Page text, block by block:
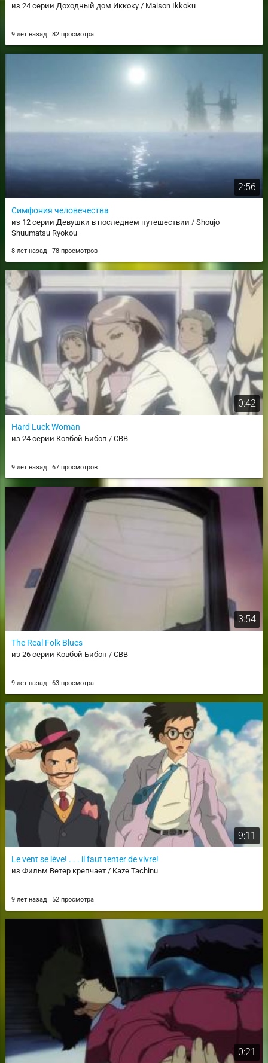
из 24 серии Доходный дом Иккоку / Maison Ikkoku
9 лет назад 82 просмотра
2:56
Симфония человечества
из 12 серии Девушки в последнем путешествии / Shoujo
Shuumatsu Ryokou
8 лет назад 78 просмотров
0:42
Hard Luck Woman
из 24 серии Ковбой Бибоп / CBB
9 лет назад 67 просмотров
3:54
The Real Folk Blues
из 26 серии Ковбой Бибоп / CBB
9 лет назад 63 просмотра
9:11
Le vent se lève! . . . il faut tenter de vivre!
из Фильм Ветер крепчает / Kaze Tachinu
9 лет назад 52 просмотра
0:21